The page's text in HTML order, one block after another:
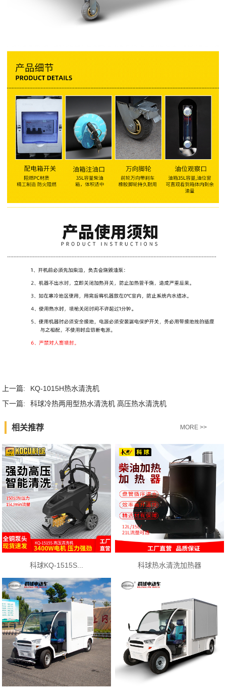
上一篇:
KQ-1015H热水清洗机
下一篇:
科球冷热两用型热水清洗机 高压热水清洗机
相关推荐 MORE >>
科球KQ-1515S... 科球热水清洗加热器